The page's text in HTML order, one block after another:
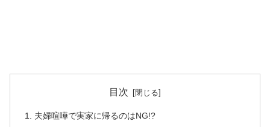
目次
夫婦喧嘩で実家に帰るのはNG!?